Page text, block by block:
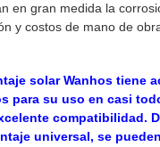
en gran medida la
y costos de mano de
solar Wanhos tiene
para su uso en casi
compatibilidad.
universal, se